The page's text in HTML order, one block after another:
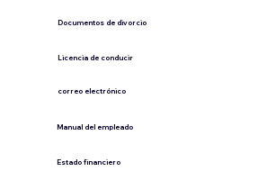
Documentos de divorcio
Licencia de conducir
​correo electrónico
Manual del empleado
Estado financiero